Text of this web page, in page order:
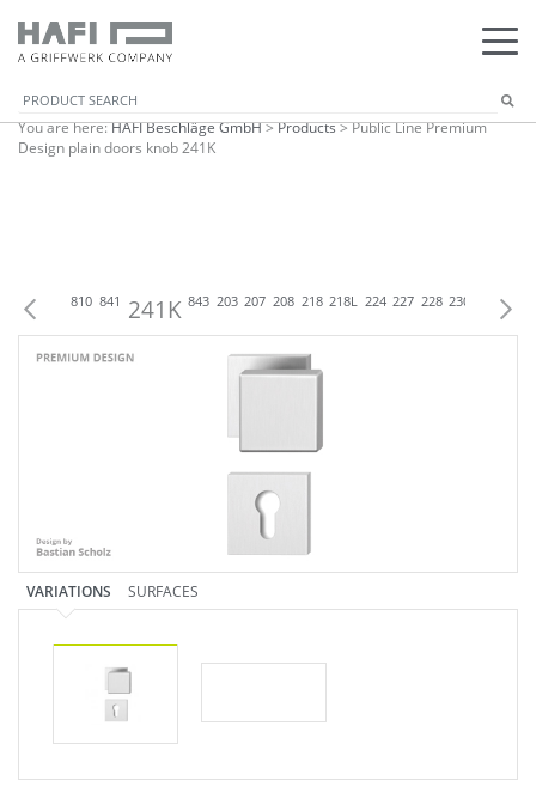
You are here:HAFI Beschläge GmbH>Products>Public Line Premium
Design plain doors knob 241K
809 810 841 241K 843 203 207 208 218 218L 224 227 228 230 242K
VARIATIONS SURFACES